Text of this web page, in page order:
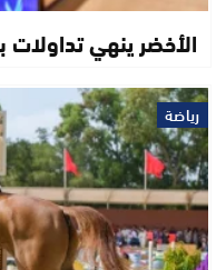
الأخضر ينهي تداولات
رياضة